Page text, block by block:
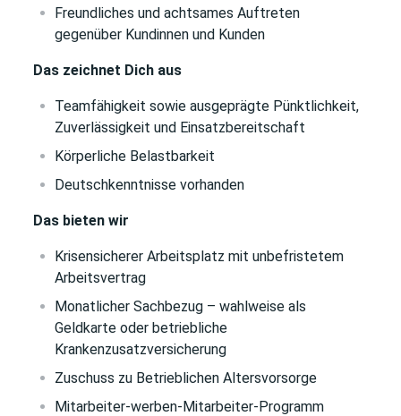
Freundliches und achtsames Auftreten
gegenüber Kundinnen und Kunden
Das zeichnet Dich aus
Teamfähigkeit sowie ausgeprägte Pünktlichkeit,
Zuverlässigkeit und Einsatzbereitschaft
Körperliche Belastbarkeit
Deutschkenntnisse vorhanden
Das bieten wir
Krisensicherer Arbeitsplatz mit unbefristetem
Arbeitsvertrag
Monatlicher Sachbezug – wahlweise als
Geldkarte oder betriebliche
Krankenzusatzversicherung
Zuschuss zu Betrieblichen Altersvorsorge
Mitarbeiter-werben-Mitarbeiter-Programm